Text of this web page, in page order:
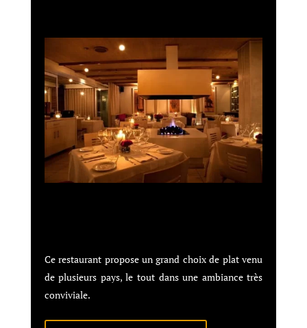
Ce restaurant propose un grand choix de plat venu
de plusieurs pays, le tout dans une ambiance très
conviviale.